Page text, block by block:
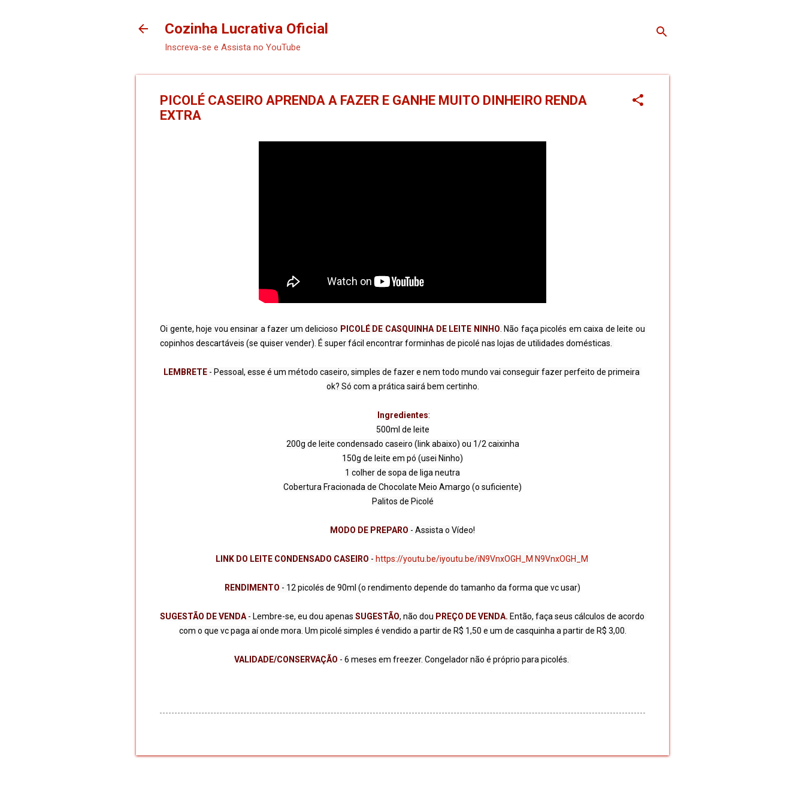
Cozinha Lucrativa Oficial
Inscreva-se e Assista no YouTube
PICOLÉ CASEIRO APRENDA A FAZER E GANHE MUITO DINHEIRO RENDA
EXTRA
Oi gente, hoje vou ensinar a fazer um delicioso PICOLÉ DE CASQUINHA DE LEITE NINHO . Não faça picolés em caixa de leite ou
copinhos descartáveis (se quiser vender). É super fácil encontrar forminhas de picolé nas lojas de utilidades domésticas.
LEMBRETE - Pessoal, esse é um método caseiro, simples de fazer e nem todo mundo vai conseguir fazer perfeito de primeira
ok? Só com a prática sairá bem certinho.
Ingredientes:
500ml de leite
200g de leite condensado caseiro (link abaixo) ou 1/2 caixinha
150g de leite em pó (usei Ninho)
1 colher de sopa de liga neutra
Cobertura Fracionada de Chocolate Meio Amargo (o suficiente)
MODO DE PREPARO
LINK DO LEITE CONDENSADO CASEIRO - https://youtu.be/iyoutu.be/iN9VnxOGH_M N9VnxOGH_M
RENDIMENTO
SUGESTÃO DE VENDA - Lembre-se, eu dou apenas SUGESTÃO, não dou PREÇO DE VENDA. Então, faça seus cálculos de acordo
VALIDADE/CONSERVAÇÃO